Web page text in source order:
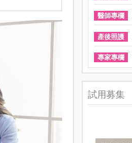
醫師專欄
產後照護
專家專欄
試用募集